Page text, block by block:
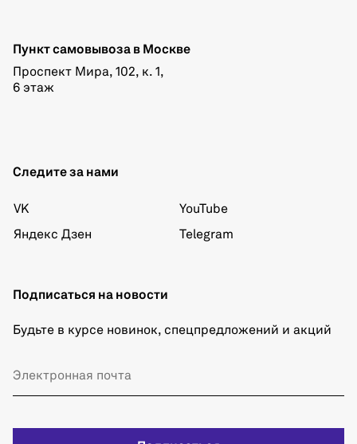
Пункт самовывоза в Москве
Проспект Мира, 102, к. 1,
6 этаж
Следите за нами
VK
Яндекс Дзен
YouTube
Telegram
Подписаться на новости
Будьте в курсе новинок, спецпредложений и акций